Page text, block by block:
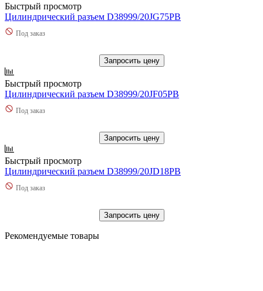
Быстрый просмотр
Цилиндрический разъем D38999/20JG75PB
Под заказ
Запросить цену
Быстрый просмотр
Цилиндрический разъем D38999/20JF05PB
Под заказ
Запросить цену
Быстрый просмотр
Цилиндрический разъем D38999/20JD18PB
Под заказ
Запросить цену
Рекомендуемые товары